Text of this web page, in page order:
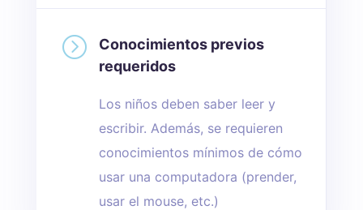
=
Conocimientos previos
requeridos
Los niños deben saber leer y
escribir. Además, se requieren
conocimientos mínimos de cómo
usar una computadora (prender,
usar el mouse, etc.)